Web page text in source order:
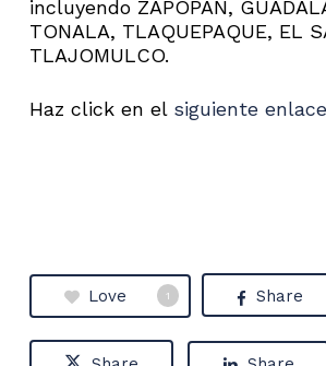
incluyendo ZAPOPAN,
TONALA, TLAQUEPAQUE, EL
TLAJOMULCO.
Haz click en el siguiente
Love 1 Share